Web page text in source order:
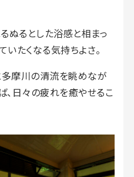
るぬるとした浴感と相まっ
たくなる気持ちよさ。
摩川の清流を眺めなが
、日々の疲れを癒やせるこ